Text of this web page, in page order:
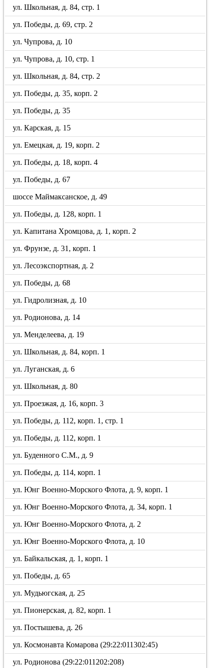
ул. Школьная, д. 84, стр. 1
ул. Победы, д. 69, стр. 2
ул. Чупрова, д. 10
ул. Чупрова, д. 10, стр. 1
ул. Школьная, д. 84, стр. 2
ул. Победы, д. 35, корп. 2
ул. Победы, д. 35
ул. Карская, д. 15
ул. Емецкая, д. 19, корп. 2
ул. Победы, д. 18, корп. 4
ул. Победы, д. 67
шоссе Маймаксанское, д. 49
ул. Победы, д. 128, корп. 1
ул. Капитана Хромцова, д. 1, корп. 2
ул. Фрунзе, д. 31, корп. 1
ул. Лесоэкспортная, д. 2
ул. Победы, д. 68
ул. Гидролизная, д. 10
ул. Родионова, д. 14
ул. Менделеева, д. 19
ул. Школьная, д. 84, корп. 1
ул. Луганская, д. 6
ул. Школьная, д. 80
ул. Проезжая, д. 16, корп. 3
ул. Победы, д. 112, корп. 1, стр. 1
ул. Победы, д. 112, корп. 1
ул. Буденного С.М., д. 9
ул. Победы, д. 114, корп. 1
ул. Юнг Военно-Морского Флота, д. 9, корп. 1
ул. Юнг Военно-Морского Флота, д. 34, корп. 1
ул. Юнг Военно-Морского Флота, д. 2
ул. Юнг Военно-Морского Флота, д. 10
ул. Байкальская, д. 1, корп. 1
ул. Победы, д. 65
ул. Мудьюгская, д. 25
ул. Пионерская, д. 82, корп. 1
ул. Постышева, д. 26
ул. Космонавта Комарова (29:22:011302:45)
ул. Родионова (29:22:011202:208)